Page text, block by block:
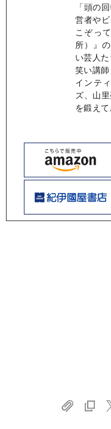
「頭の
営者や
こぞっ
所）』
い芸人
笑い講
インテ
ズ、山
を鍛えて